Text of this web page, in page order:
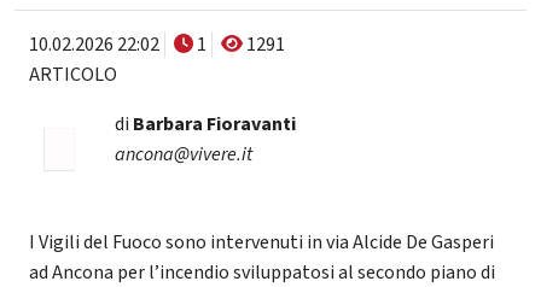
10.02.2026 22:02 1
1291
ARTICOLO
di Barbara Fioravanti
ancona@vivere.it
I Vigili del Fuoco sono intervenuti in via Alcide De Gasperi
ad Ancona per l’incendio sviluppatosi al secondo piano di